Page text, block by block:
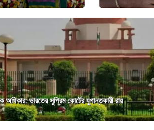
অধিকার: ভারতের সুপ্রিম কোর্টের যুগান্তকারী রায়